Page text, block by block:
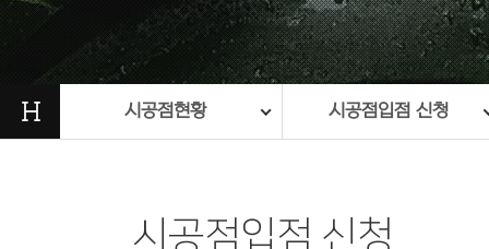
H 시공점현황 시공점입점 신청
시공점입점 신청